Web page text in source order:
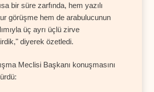
bir süre zarfında, hem yazılı
görüşme hem de arabulucunun
üç ayrı üçlü zirve
diyerek özetledi.
Meclisi Başkanı konuşmasını